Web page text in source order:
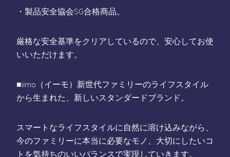
・製品安全協会SG合格商品。
厳格な安全基準をクリアしているので、安心してお使
いいただけます。
■iimo（イーモ）新世代ファミリーのライフスタイル
から生まれた、新しいスタンダードブランド。
スマートなライフスタイルに自然に溶け込みながら、
今のファミリーに本当に必要なモノ、大切にしたいコ
トを気持ちのいいバランスで実現していきます。